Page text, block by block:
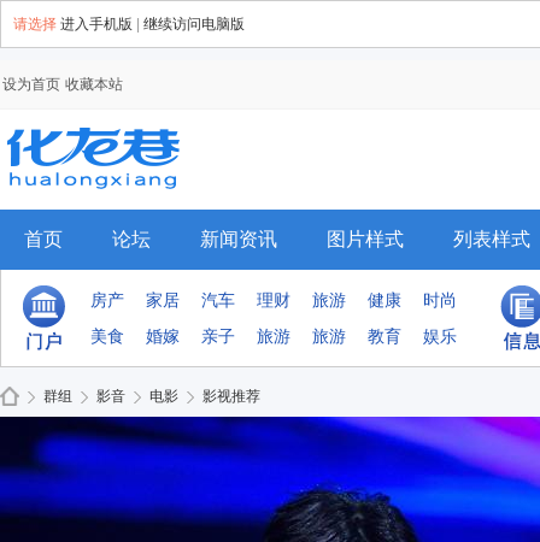
请选择 进入手机版 继续访问电脑版
设为首页 收藏本站
首页 论坛 新闻资讯 图片样式 列表样式
手机模板 排行榜 群组
房产 家居 汽车 理财 旅游 健康
时尚
美食
婚嫁 亲子 旅游 旅游 教育 娱乐
Di ›
群组
›
影音
›
电影 影视推荐